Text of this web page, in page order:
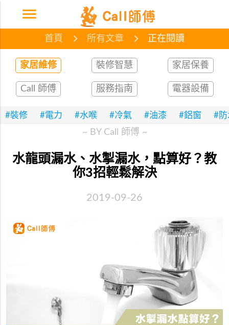
menu 首頁 網誌 文章
首頁 所有文章 正在閱讀
家居維修 裝修智慧 家居保養
Call 師傅 服務指南 電器設備
#裝修 #電力 #水喉 #冷氣 #油漆 #鋁窗 #防
~ BY Call 師傅 ~
水龍頭漏水、水掣漏水，點算好？教
你3招輕鬆解決
2019-09-26